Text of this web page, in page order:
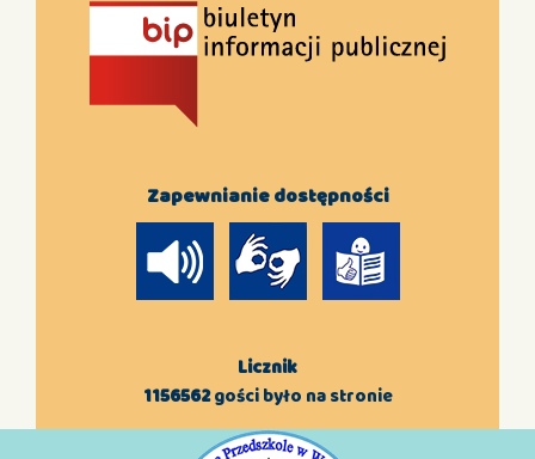
Zapewnianie dostępności
Licznik
1156562gości było na stronie